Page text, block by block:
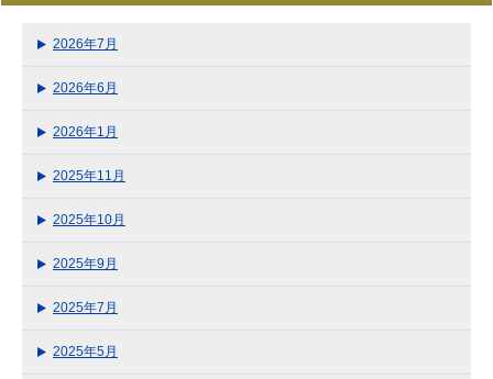
2026年7月
2026年6月
2026年1月
2025年11月
2025年10月
2025年9月
2025年7月
2025年5月